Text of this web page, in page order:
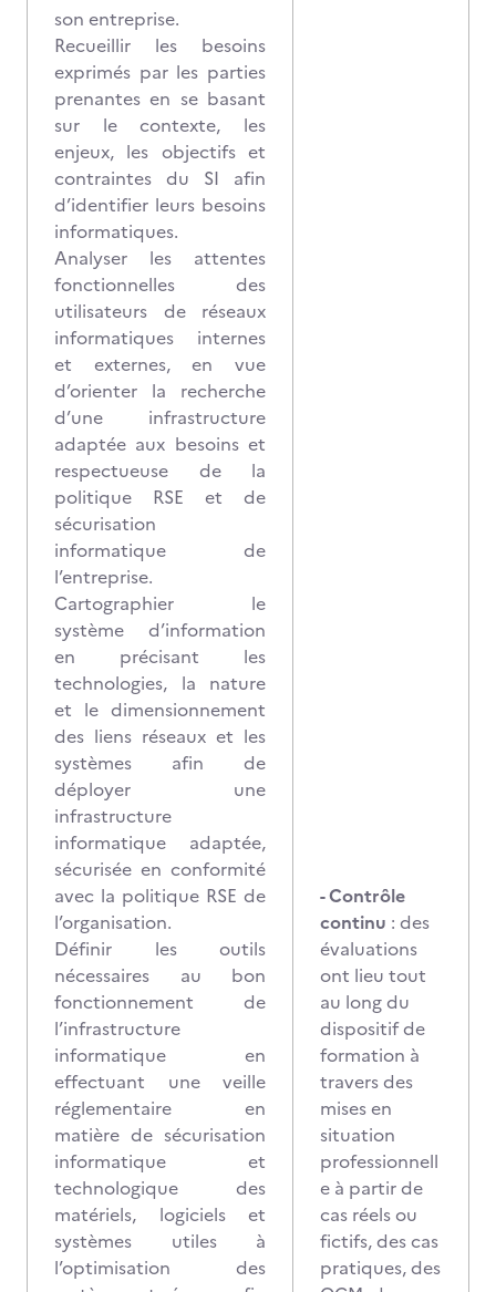
son entreprise.
Recueillir les besoins
exprimés par les parties
prenantes en se basant
sur le contexte, les
enjeux, les objectifs et
contraintes du SI afin
d’identifier leurs besoins
informatiques.
Analyser les attentes
fonctionnelles des
utilisateurs de réseaux
informatiques internes
et externes, en vue
d’orienter la recherche
d’une infrastructure
adaptée aux besoins et
respectueuse de la
politique RSE et de
sécurisation
informatique de
l’entreprise.
Cartographier le
système d’information
en précisant les
technologies, la nature
et le dimensionnement
des liens réseaux et les
systèmes afin de
déployer une
infrastructure
informatique adaptée,
sécurisée en conformité
avec la politique RSE de
l’organisation.
Définir les outils
nécessaires au bon
fonctionnement de
l’infrastructure
informatique en
effectuant une veille
réglementaire en
matière de sécurisation
informatique et
technologique des
matériels, logiciels et
systèmes utiles à
l’optimisation des
- Contrôle
continu : des
évaluations
ont lieu tout
au long du
dispositif de
formation à
travers des
mises en
situation
professionnell
e à partir de
cas réels ou
fictifs, des cas
pratiques, des